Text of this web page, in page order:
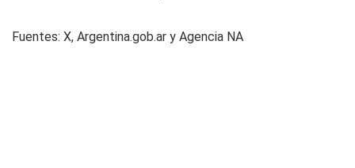
Fuentes: X, Argentina.gob.ar y Agencia NA